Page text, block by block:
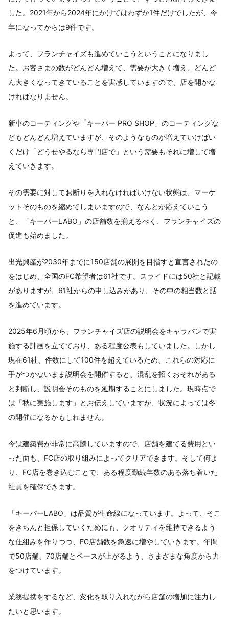
した。2021年から2024年にかけてはわずか1件だけでしたが、今
年になってからは9件です。
よって、フランチャイズも進めていこうということになりまし
た。お客さまの数がどんどん増えて、需要が大きく増え、どんど
ん大きくなってきていることを実感していますので、店を開かな
ければなりません。
新車のコーティングや「キーパー PRO SHOP」のコーティングな
どもどんどん増えていますが、そのようなものが増えていけばい
くだけ「どうせやるなら専門店で」という需要もそれに増して増
えていきます。
その需要に対してお断りを入れなければいけない状態は、マーケ
ットそのものを縮めてしまいますので、なんとか応えていこう
と、「キーパーLABO」の店舗数を揃えるべく、フランチャイズの
促進も始めました。
出光興産が2030年までに150店舗の展開を目指すと宣言されたの
をはじめ、全国のFC希望者は61社です。スライドには50社と記載
がありますが、61社からの申し込みがあり、その中の相当数と話
を進めています。
2025年6月頃から、フランチャイズ店の説明会をキャラバンで実
施する計画を立てており、ある程度公表もしていました。しかし
現在61社、件数にして100件を超えているため、これらの対応に
手がつかないまま説明会を開催すると、混乱を招くおそれがある
と判断し、説明会そのものを延期することにしました。現時点で
は「秋に実施します」とお伝えしていますが、状況によっては冬
の開催になるかもしれません。
今は建築費が非常に高騰していますので、店舗を建てる費用とい
った面も、FC店の取り組みによってクリアできます。そして何よ
り、FC店を巻き込むことで、ある程度勤続年数のある落ち着いた
社員を確保できます。
「キーパーLABO」は品質が生命線になっています。よって、そこ
をきちんと担保していくためにも、クオリティを維持できるよう
な仕組みを作りつつ、FC店舗数を急速に増やしていきます。年間
で50店舗、70店舗とペースが上がるよう、さまざまな角度から力
をつけています。
業務提携をするなど、変化を取り入れながら店舗の増加に注力し
たいと思います。